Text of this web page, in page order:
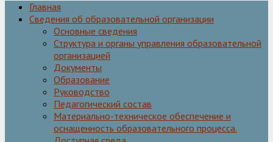
Главная
Сведения об образовательной организации
Основные сведения
Структура и органы управления образовательной
организацией
Документы
Образование
Руководство
Педагогический состав
Материально-техническое обеспечение и
оснащенность образовательного процесса.